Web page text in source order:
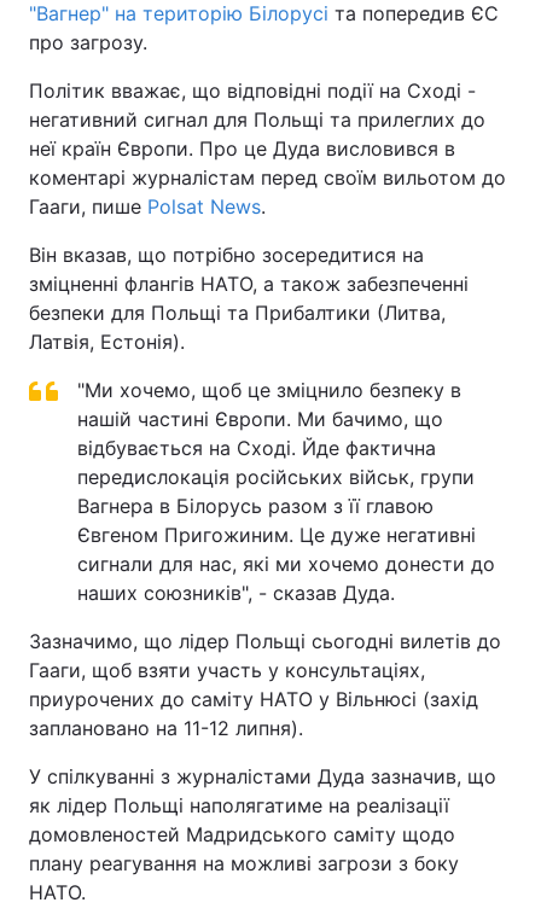
"Вагнер" на територію Білорусі та попередив ЄС
про загрозу.
Політик вважає, що відповідні події на Сході -
негативний сигнал для Польщі та прилеглих до
неї країн Європи. Про це Дуда висловився в
коментарі журналістам перед своїм вильотом до
Гааги, пише Polsat News.
Він вказав, що потрібно зосередитися на
зміцненні флангів НАТО, а також забезпеченні
безпеки для Польщі та Прибалтики (Литва,
Латвія, Естонія).
"Ми хочемо, щоб це зміцнило безпеку в
нашій частині Європи. Ми бачимо, що
відбувається на Сході. Йде фактична
передислокація російських військ, групи
Вагнера в Білорусь разом з її главою
Євгеном Пригожиним. Це дуже негативні
сигнали для нас, які ми хочемо донести до
наших союзників", - сказав Дуда.
Зазначимо, що лідер Польщі сьогодні вилетів до
Гааги, щоб взяти участь у консультаціях,
приурочених до саміту НАТО у Вільнюсі (захід
заплановано на 11-12 липня).
У спілкуванні з журналістами Дуда зазначив, що
як лідер Польщі наполягатиме на реалізації
домовленостей Мадридського саміту щодо
плану реагування на можливі загрози з боку
НАТО.